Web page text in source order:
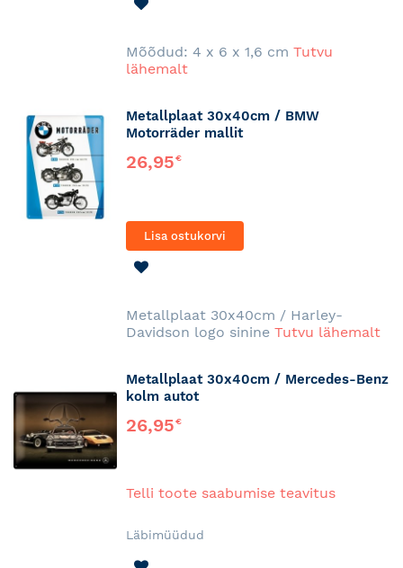
Mõõdud: 4 x 6 x 1,6 cm Tutvu
lähemalt
Metallplaat 30x40cm / BMW
Motorräder mallit
26,95€
Lisa ostukorvi
Metallplaat 30x40cm / Harley-
Davidson logo sinine Tutvu lähemalt
Metallplaat 30x40cm / Mercedes-Benz
kolm autot
26,95€
Telli toote saabumise teavitus
Läbimüüdud